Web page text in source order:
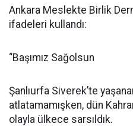
Ankara Meslekte Birlik
ifadeleri kullandı:
“Başımız Sağolsun
Şanlıurfa Siverek’te
atlatamamışken, dün
olayla ülkece sarsıldık.